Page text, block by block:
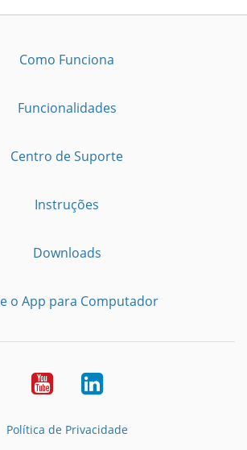
Como Funciona
Funcionalidades
Centro de Suporte
Instruções
Downloads
o App para Computador
YoutubeLinkedIn
Política de Privacidade